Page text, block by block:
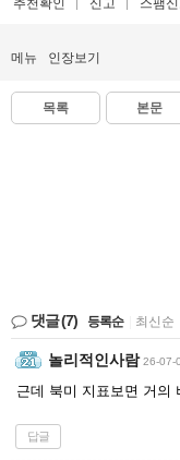
추천확인 신고 스팸
메뉴 인장보기
목록 본문
댓글(7) 등록순 최신순
놀리적인사람 26-07-
근데 북미 지표보면 거의
답글